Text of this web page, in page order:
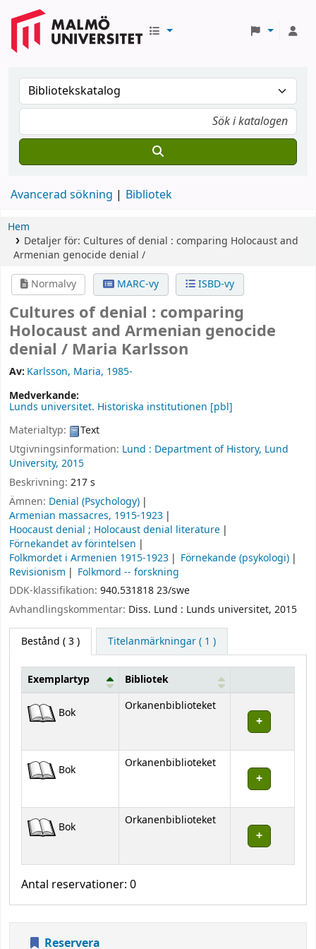
Avancerad sökning Bibliotek
Hem
Detaljer för: Cultures of denial : comparing Holocaust and
Armenian genocide denial /
Normalvy
MARC-vy ISBD-vy
Cultures of denial : comparing
Holocaust and Armenian genocide
denial / Maria Karlsson
Av: Karlsson, Maria, 1985-
Medverkande:
Lunds universitet. Historiska institutionen [pbl]
Materialtyp:
Text
Utgivningsinformation: Lund : Department of History, Lund
University, 2015
Beskrivning: 217 s
Ämnen: Denial (Psychology)
Armenian massacres, 1915-1923
Hoocaust denial ; Holocaust denial literature
Förnekandet av förintelsen
Folkmordet i Armenien 1915-1923
Förnekande (psykologi)
Revisionism
Folkmord -- forskning
DDK-klassifikation: 940.531818 23/swe
Avhandlingskommentar: Diss. Lund : Lunds universitet, 2015
Bestånd ( 3 ) Titelanmärkningar ( 1 )
Bestånd
Exemplartyp Bibliotek
Bok Orkanenbiblioteket
Bok Orkanenbiblioteket
Bok Orkanenbiblioteket
Antal reservationer: 0
Reservera